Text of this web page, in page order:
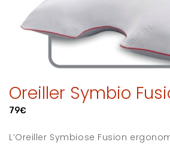
Oreiller Symbio
79€
L’Oreiller Symbiose Fusion